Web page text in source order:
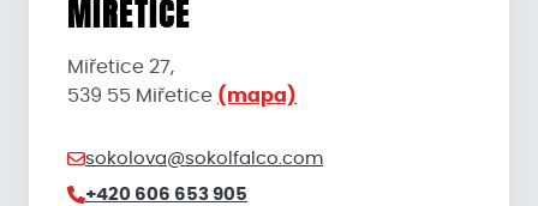
MIŘETICE
Miřetice 27,
539 55 Miřetice (mapa)
sokolova@sokolfalco.com
+420 606 653 905